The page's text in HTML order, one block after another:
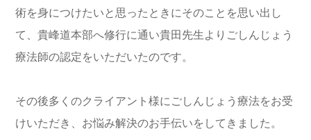
術を身につけたいと思ったときにそのことを思い出し
て、貴峰道本部へ修行に通い貴田先生よりごしんじょう
療法師の認定をいただいたのです。
その後多くのクライアント様にごしんじょう療法をお受
けいただき、お悩み解決のお手伝いをしてきました。